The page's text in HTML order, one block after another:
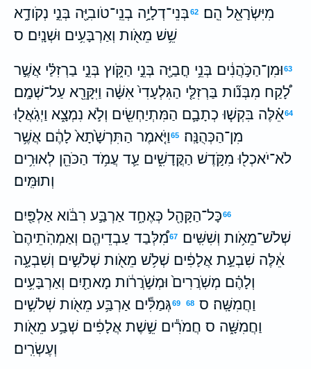
מִיִּשְׂרָאֵ֖ל הֵֽם׃
62בְּנֵי־דְלָיָ֥ה בְנֵֽי־טֹובִיָּ֖ה בְּנֵ֣י נְקֹודָ֑א
שֵׁ֥שׁ מֵאֹ֖ות וְאַרְבָּעִ֥ים וּשְׁנָֽיִם׃ ס
63וּמִן־הַכֹּ֣הֲנִ֔ים בְּנֵ֥י חֳבַיָּ֖ה בְּנֵ֣י הַקֹּ֑וץ בְּנֵ֣י בַרְזִלַּ֗י אֲשֶׁ֣ר
לָ֠קַח מִבְּנֹ֞ות בַּרְזִלַּ֤י הַגִּלְעָדִי֙ אִשָּׁ֔ה וַיִּקָּרֵ֖א עַל־שְׁמָֽם׃
64אֵ֗לֶּה בִּקְשׁ֧וּ כְתָבָ֛ם הַמִּתְיַחְשִׂ֖ים וְלֹ֣א נִמְצָ֑א וַיְגֹֽאֲל֖וּ
מִן־הַכְּהֻנָּֽה׃
65וַיֹּ֤אמֶר הַתִּרְשָׁ֙תָא֙ לָהֶ֔ם אֲשֶׁ֥ר
לֹא־יֹאכְל֖וּ מִקֹּ֣דֶשׁ הַקֳּדָשִׁ֑ים עַ֛ד עֲמֹ֥ד הַכֹּהֵ֖ן לְאוּרִ֥ים
וְתוּמִּֽים׃
66כָּל־הַקָּהָ֖ל כְּאֶחָ֑ד אַרְבַּ֣ע רִבֹּ֔וא אַלְפַּ֖יִם
שְׁלֹשׁ־מֵאֹ֥ות וְשִׁשִּֽׁים׃
67מִ֠לְּבַד עַבְדֵיהֶ֤ם וְאַמְהֹֽתֵיהֶם֙
אֵ֔לֶּה שִׁבְעַ֣ת אֲלָפִ֔ים שְׁלֹ֥שׁ מֵאֹ֖ות שְׁלֹשִׁ֣ים וְשִׁבְעָ֑ה
וְלָהֶ֗ם מְשֹֽׁרֲרִים֙ וּמְשֹׁ֣רֲרֹ֔ות מָאתַ֖יִם וְאַרְבָּעִ֥ים
וַחֲמִשָּֽׁה׃ ס 68
69גְּמַלִּ֕ים אַרְבַּ֥ע מֵאֹ֖ות שְׁלֹשִׁ֣ים
וַחֲמִשָּׁ֑ה ס חֲמֹרִ֕ים שֵׁ֣שֶׁת אֲלָפִ֔ים שְׁבַ֥ע מֵאֹ֖ות
וְעֶשְׂרִֽים׃